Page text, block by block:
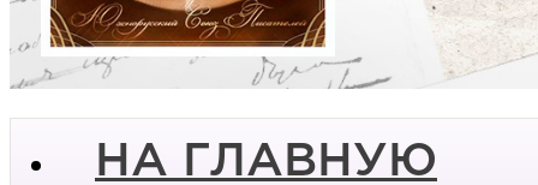
НА ГЛАВНУЮ